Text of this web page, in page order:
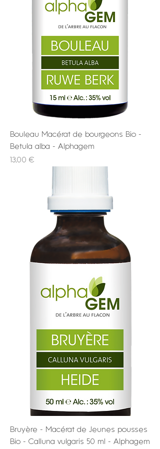
Bouleau Macérat de bourgeons Bio -
Betula alba - Alphagem
Prix
13,00 €
Bruyère - Macérat de Jeunes pousses
Bio - Calluna vulgaris 50 ml - Alphagem